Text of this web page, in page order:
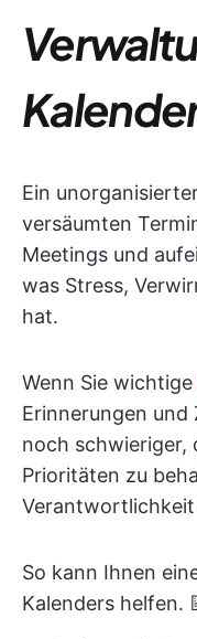
Ein
versäumten
Meetings und
was Stress,
hat.
Wenn Sie wichtige
Erinnerungen
noch schwieriger,
Prioritäten zu
So kann Ihnen
Kalenders helfen.